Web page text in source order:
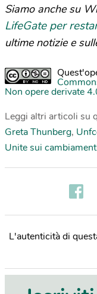
Siamo anche su
LifeGate per
ultime notizie e
Non opere derivate
Leggi altri articoli su
Greta Thunberg,
Unite sui
L'autenticità di